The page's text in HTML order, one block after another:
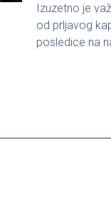
Izuzetno je
od prljavog
posledice na